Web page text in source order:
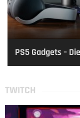
PS5 Gadgets –
TWITCH